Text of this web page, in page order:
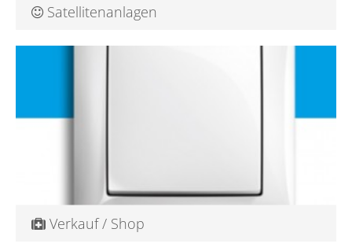
Satellitenanlagen
Qualität,...
Verkauf / Shop